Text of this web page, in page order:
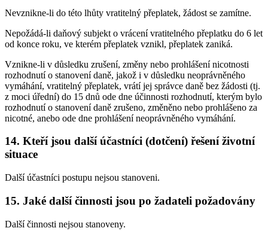
Nevznikne-li do této lhůty vratitelný přeplatek, žádost se zamítne.
Nepožádá-li daňový subjekt o vrácení vratitelného přeplatku do 6 let
od konce roku, ve kterém přeplatek vznikl, přeplatek zaniká.
Vznikne-li v důsledku zrušení, změny nebo prohlášení nicotnosti
rozhodnutí o stanovení daně, jakož i v důsledku neoprávněného
vymáhání, vratitelný přeplatek, vrátí jej správce daně bez žádosti (tj.
z moci úřední) do 15 dnů ode dne účinnosti rozhodnutí, kterým bylo
rozhodnutí o stanovení daně zrušeno, změněno nebo prohlášeno za
nicotné, anebo ode dne prohlášení neoprávněného vymáhání.
14. Kteří jsou další účastníci (dotčení) řešení životní
situace
Další účastníci postupu nejsou stanoveni.
15. Jaké další činnosti jsou po žadateli požadovány
Další činnosti nejsou stanoveny.